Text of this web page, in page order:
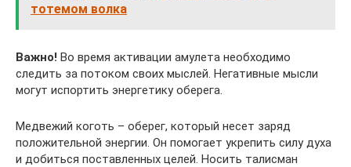
тотемом волка
Важно! Во время активации амулета необходимо
следить за потоком своих мыслей. Негативные мысли
могут испортить энергетику оберега.
Медвежий коготь – оберег, который несет заряд
положительной энергии. Он помогает укрепить силу духа
и добиться поставленных целей. Носить талисман